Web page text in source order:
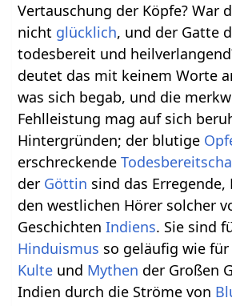
Vertauschung der Köpfe? War
nicht glücklich, und der Gatte
todesbereit und
deutet das mit keinem Worte
was sich begab, und die
Fehlleistung mag auf sich
Hintergründen; der blutige
erschreckende
der Göttin sind das
den westlichen Hörer solcher
GeschichtenIndiens. Sie sind
Hinduismus so geläufig wie
Kulte und Mythen der Großen
Indien durch die Ströme von